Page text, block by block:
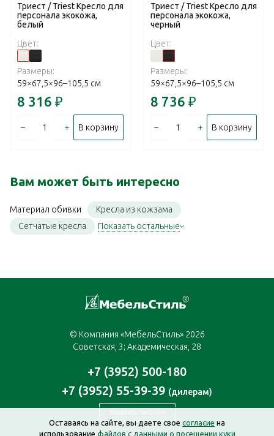
Триест / Triest Кресло для
персонала экокожа,
белый
Цвет:
Размеры:
59×67,5×96–105,5 см
8 316 ₽
– + В корзину
Триест / Triest Кресло для
персонала экокожа,
черный
Цвет:
Размеры:
59×67,5×96–105,5 см
8 736 ₽
– + В корзину
Вам может быть интересно
Материал обивки
Кресла из кожзама
Сетчатые кресла
Показать остальные
© Компания «МебельСтиль» 2026
Советская, 3; Академическая, 28
+7 (3952) 500-180
+7 (3952) 55-39-39 (дилерам)
Заказать звонок
Оставаясь на сайте, вы даете свое согласие на
использованиефайлов с данными о посещении куки